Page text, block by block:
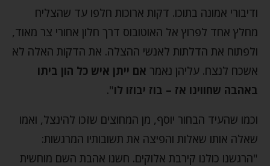
ודיבורי אמונה בתוכו. דקות ארוכות חלפו עד שהצליח
מחלץ אחד לפרוץ אל האוטובוס דרך חלון אחורי צר מאוד,
ולפתוח את הדלתות לאנשי ההצלה. את הדקות האלה לא
אשכח לנצח. עליהן נאמר אם ייתן איש כל הון ביתו
באהבה שחווינו אז – בוז יבוזו לו".
וכמו שהעיד הבחור יוסף, מן המחוצים שזכו להינצל, ואמו
שאלה אותו שאלות והפיצה את תשובותיו המרגשות:
"הרגשנו כולנו קירבת אלוקים. חשנו אהבת השם מוחשית